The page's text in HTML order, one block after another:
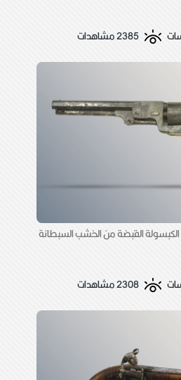
2385 مشاهدات
القبضة من الخشب السبطانة
2308 مشاهدات